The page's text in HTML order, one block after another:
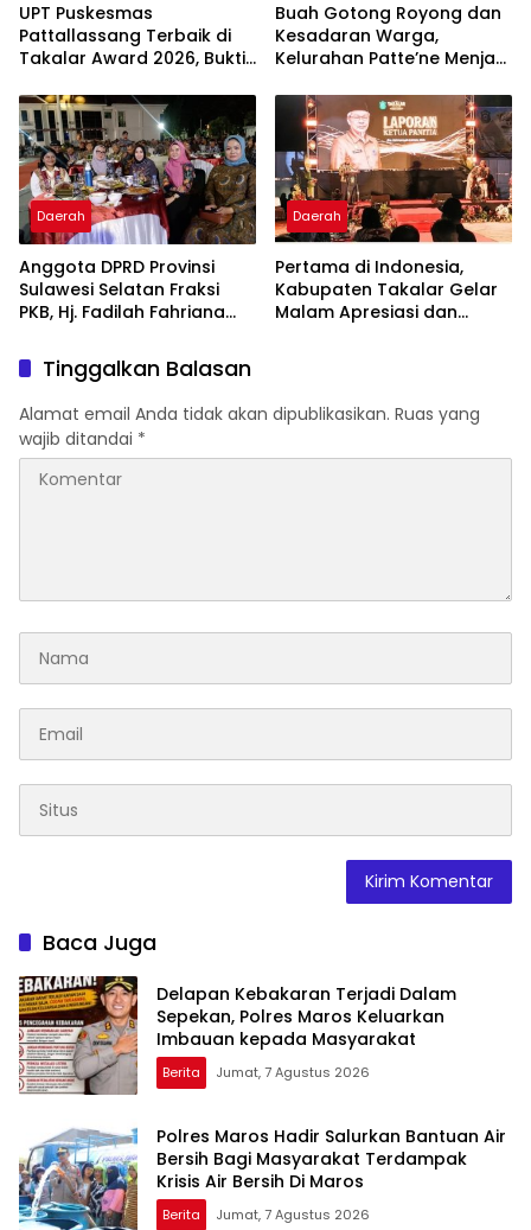
UPT Puskesmas
Pattallassang Terbaik di
Takalar Award 2026, Bukti
Pelayanan Kesehatan
Berkualitas
Buah Gotong Royong dan
Kesadaran Warga,
Kelurahan Patte’ne Menjadi
2026
Daerah
Anggota DPRD Provinsi
Sulawesi Selatan Fraksi
PKB, Hj. Fadilah Fahriana
Takalar Menyalakan
Lentera Pengabdian
Melalui Malam Apresiasi
dan Inovasi Award 2026
Daerah
Pertama di Indonesia,
Kabupaten Takalar Gelar
Malam Apresiasi dan
Berprestasi
Tinggalkan Balasan
Alamat email Anda tidak akan dipublikasikan. Ruas yang
wajib ditandai *
Baca Juga
Delapan Kebakaran Terjadi Dalam
Sepekan, Polres Maros Keluarkan
Imbauan kepada Masyarakat
Berita Jumat, 7 Agustus 2026
Polres Maros Hadir Salurkan Bantuan Air
Bersih Bagi Masyarakat Terdampak
Krisis Air Bersih Di Maros
Berita Jumat, 7 Agustus 2026